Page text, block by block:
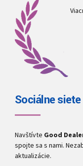
Sociálne siete
Navštívte Good
spojte sa s nami.
aktualizácie.